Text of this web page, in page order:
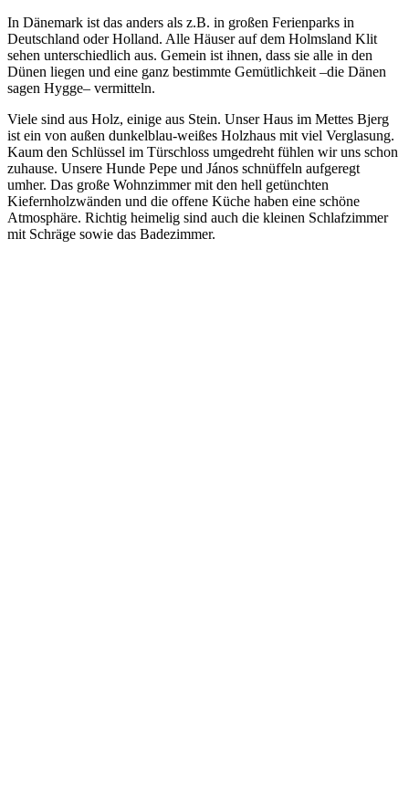
In Dänemark ist das anders als z.B. in großen Ferienparks in
Deutschland oder Holland. Alle Häuser auf dem Holmsland Klit
sehen unterschiedlich aus. Gemein ist ihnen, dass sie alle in den
Dünen liegen und eine ganz bestimmte Gemütlichkeit –die Dänen
sagen Hygge– vermitteln.
Viele sind aus Holz, einige aus Stein. Unser Haus im Mettes Bjerg
ist ein von außen dunkelblau-weißes Holzhaus mit viel Verglasung.
Kaum den Schlüssel im Türschloss umgedreht fühlen wir uns schon
zuhause. Unsere Hunde Pepe und János schnüffeln aufgeregt
umher. Das große Wohnzimmer mit den hell getünchten
Kiefernholzwänden und die offene Küche haben eine schöne
Atmosphäre. Richtig heimelig sind auch die kleinen Schlafzimmer
mit Schräge sowie das Badezimmer.